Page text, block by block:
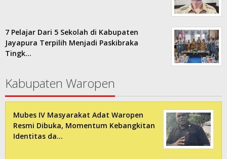
7 Pelajar Dari 5 Sekolah di Kabupaten
Jayapura Terpilih Menjadi Paskibraka
Tingk…
Kabupaten Waropen
Mubes IV Masyarakat Adat Waropen
Resmi Dibuka, Momentum Kebangkitan
Identitas da…